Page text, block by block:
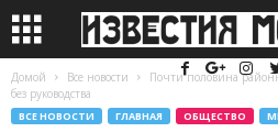
Домой Все новости
Почти половина
без руководства
ВСЕ НОВОСТИ ГЛАВНАЯ ОБЩЕСТВО